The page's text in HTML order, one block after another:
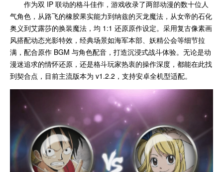
作为双 IP 联动的格斗佳作，游戏收录了两部动漫的数十位人
气角色，从路飞的橡胶果实能力到纳兹的灭龙魔法，从女帝的石化
奥义到艾露莎的换装魔法，均 1:1 还原原作设定。采用复古像素画
风搭配动态光影特效，经典场景如海军本部、妖精公会等细节拉
满，配合原作 BGM 与角色配音，打造沉浸式战斗体验。无论是动
漫迷追求的情怀还原，还是格斗玩家热衷的操作深度，都能在此找
到契合点，目前主流版本为 v1.2.2，支持安卓全机型适配。